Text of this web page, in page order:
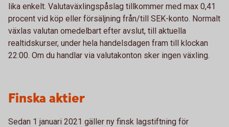
lika enkelt. Valutaväxlingspåslag tillkommer med max 0,41
procent vid köp eller försäljning från/till SEK-konto. Normalt
växlas valutan omedelbart efter avslut, till aktuella
realtidskurser, under hela handelsdagen fram till klockan
22:00. Om du handlar via valutakonton sker ingen växling.
Finska aktier
Sedan 1 januari 2021 gäller ny finsk lagstiftning för